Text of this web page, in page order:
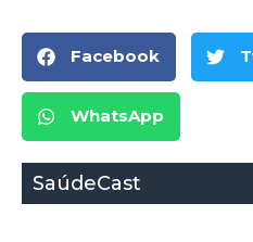
Facebook
WhatsApp
SaúdeCast